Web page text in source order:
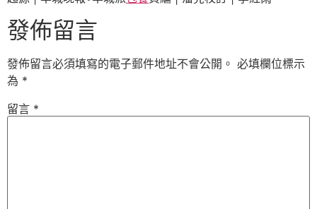
發佈留言
發佈留言必須填寫的電子郵件地址不會公開。 必填欄位標示
為 *
留言 *